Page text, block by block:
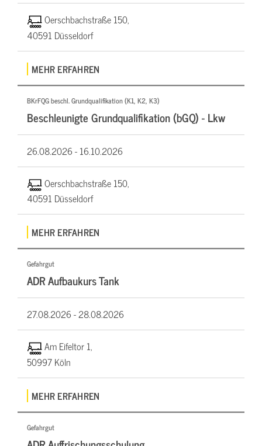
Oerschbachstraße 150,
40591 Düsseldorf
MEHR ERFAHREN
BKrFQG beschl. Grundqualifikation (K1, K2, K3)
Beschleunigte Grundqualifikation (bGQ) - Lkw
26.08.2026 -16.10.2026
Oerschbachstraße 150,
40591 Düsseldorf
MEHR ERFAHREN
Gefahrgut
ADR Aufbaukurs Tank
27.08.2026 -28.08.2026
Am Eifeltor 1,
50997 Köln
MEHR ERFAHREN
Gefahrgut